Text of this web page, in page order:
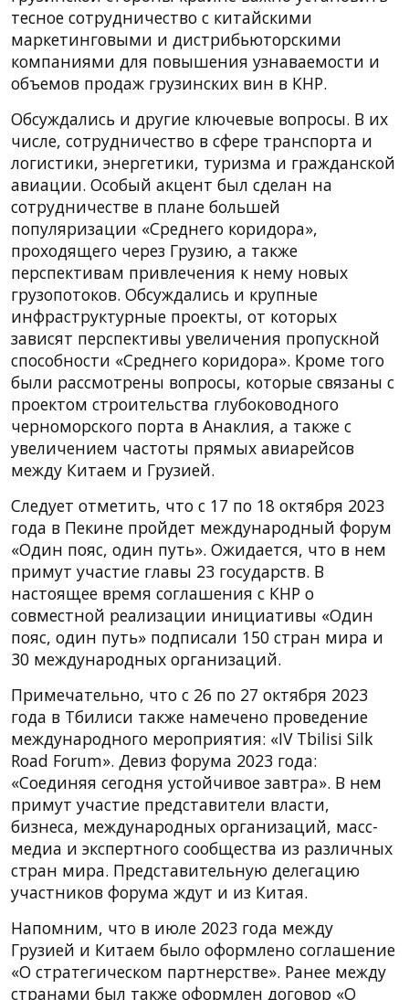
тесное сотрудничество с китайскими
маркетинговыми и дистрибьюторскими
компаниями для повышения узнаваемости и
объемов продаж грузинских вин в КНР.
Обсуждались и другие ключевые вопросы. В их
числе, сотрудничество в сфере транспорта и
логистики, энергетики, туризма и гражданской
авиации. Особый акцент был сделан на
сотрудничестве в плане большей
популяризации «Среднего коридора»,
проходящего через Грузию, а также
перспективам привлечения к нему новых
грузопотоков. Обсуждались и крупные
инфраструктурные проекты, от которых
зависят перспективы увеличения пропускной
способности «Среднего коридора». Кроме того
были рассмотрены вопросы, которые связаны с
проектом строительства глубоководного
черноморского порта в Анаклия, а также с
увеличением частоты прямых авиарейсов
между Китаем и Грузией.
Следует отметить, что с 17 по 18 октября 2023
года в Пекине пройдет международный форум
«Один пояс, один путь». Ожидается, что в нем
примут участие главы 23 государств. В
настоящее время соглашения с КНР о
совместной реализации инициативы «Один
пояс, один путь» подписали 150 стран мира и
30 международных организаций.
Примечательно, что с 26 по 27 октября 2023
года в Тбилиси также намечено проведение
международного мероприятия: «IV Tbilisi Silk
Road Forum». Девиз форума 2023 года:
«Соединяя сегодня устойчивое завтра». В нем
примут участие представители власти,
бизнеса, международных организаций, масс-
медиа и экспертного сообщества из различных
стран мира. Представительную делегацию
участников форума ждут и из Китая.
Напомним, что в июле 2023 года между
Грузией и Китаем было оформлено соглашение
«О стратегическом партнерстве». Ранее между
странами был также оформлен договор «О